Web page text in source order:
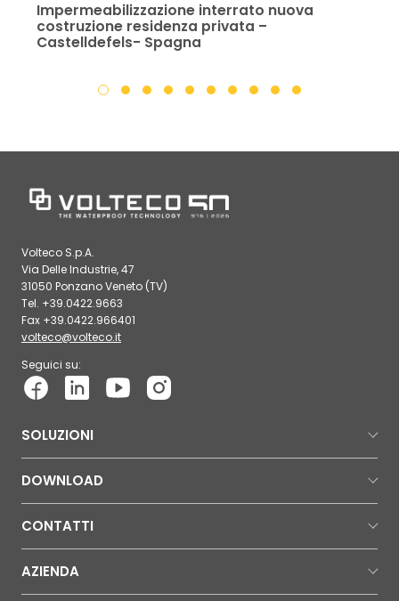
Impermeabilizzazione interrato nuova
costruzione residenza privata –
Castelldefels- Spagna
Volteco S.p.A.
Via Delle Industrie, 47
31050 Ponzano Veneto (TV)
Tel. +39.0422.9663
Fax +39.0422.966401
volteco@volteco.it
Seguici su:
SOLUZIONI
DOWNLOAD
CONTATTI
AZIENDA